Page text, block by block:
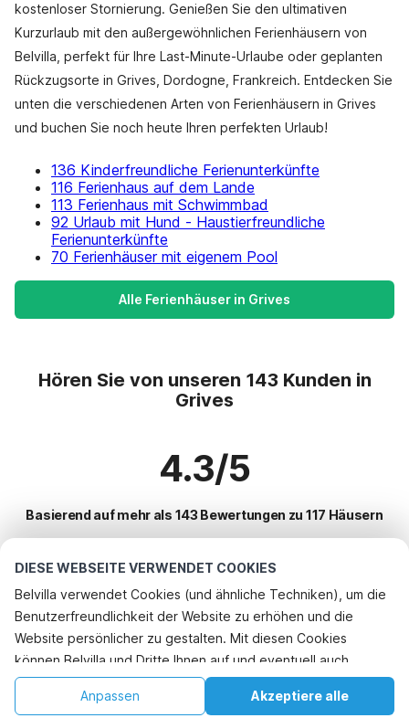
DIESE WEBSEITE VERWENDET COOKIES
Belvilla verwendet Cookies (und ähnliche Techniken), um die
Benutzerfreundlichkeit der Website zu erhöhen und die
Website persönlicher zu gestalten. Mit diesen Cookies
können Belvilla und Dritte Ihnen auf und eventuell auch
außerhalb unserer Website folgen, um Werbung Ihren
Interessen anzupassen und das Teilen von Informationen über
Akzeptiere alle
Anpassen
kostenloser Stornierung. Genießen Sie den ultimativen
Kurzurlaub mit den außergewöhnlichen Ferienhäusern von
Belvilla, perfekt für Ihre Last-Minute-Urlaube oder geplanten
Rückzugsorte in Grives, Dordogne, Frankreich. Entdecken Sie
unten die verschiedenen Arten von Ferienhäusern in Grives
und buchen Sie noch heute Ihren perfekten Urlaub!
136 Kinderfreundliche Ferienunterkünfte
116 Ferienhaus auf dem Lande
113 Ferienhaus mit Schwimmbad
92 Urlaub mit Hund - Haustierfreundliche
Ferienunterkünfte
70 Ferienhäuser mit eigenem Pool
Alle Ferienhäuser in Grives
Hören Sie von unseren 143 Kunden in
Grives
4.3/5
Basierend auf mehr als 143 Bewertungen zu 117 Häusern
Beliebteste Reiseziele für Urlaub
Top-Städte mit Top-Annehmlichkeiten für den Urlaub
Kinderfreundliche Ferienunterkünfte les-eyzies-de-tayac-sireuil
Kinderfreundliche Ferienunterkünfte les-eyzies
Kinderfreundliche Ferienunterkünfte marcillac-saint-quentin
Beliebte Ausstattungen für Urlaub in Grives
Kinderfreundliche Ferienunterkünfte
Beliebte Städte für den Urlaub in Dordogne
Rufen Sie an, um zu buchen
Startseite Wunschliste Buchungen Konto